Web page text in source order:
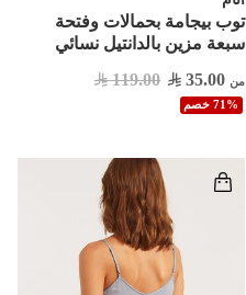
توب بيجامة بحمالات وفتحة
سبعة مزين بالدانتيل نسائي
من 35.00
119.00
71% خصم